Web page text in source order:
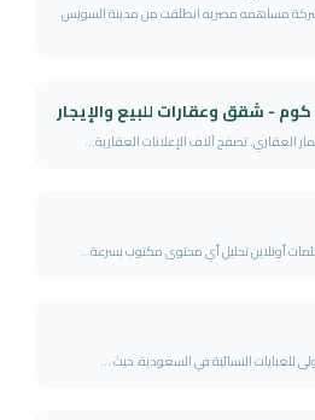
مساهمه مصريه انطلقت من مدينة السويس
- شقق وعقارات للبيع والإيجار
العقاري. تصفح آلاف الإعلانات العقارية...
أونلاين تحليل أي محتوى مكتوب بسرعة...
للعبايات النسائية في السعودية، حيث ...